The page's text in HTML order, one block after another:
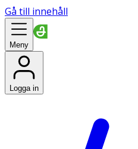
Gå till innehåll
Meny
Logga in